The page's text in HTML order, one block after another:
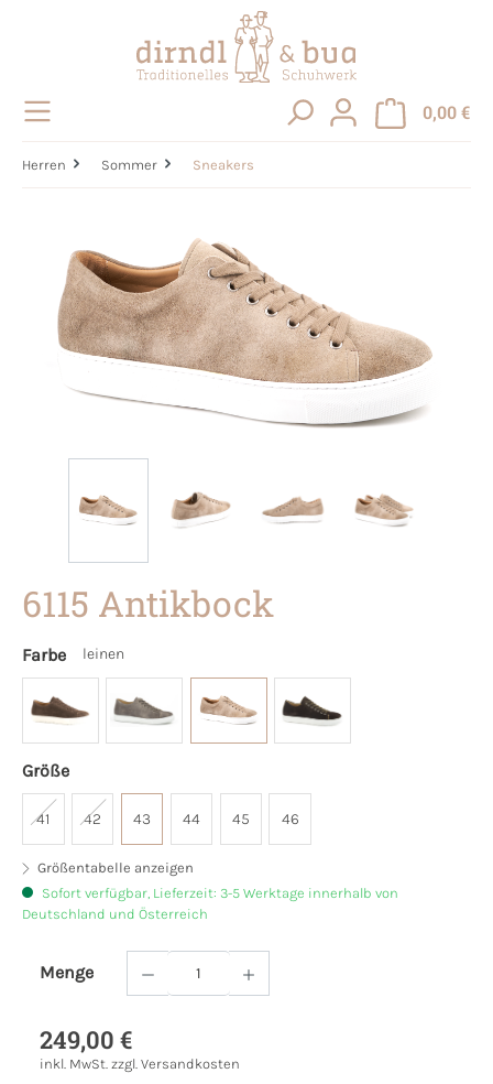
0,00 €
Herren Sommer Sneakers
6115 Antikbock
Farbe leinen
Größe
41 42 43 44 45 46
Größentabelle anzeigen
Sofort verfügbar, Lieferzeit: 3-5 Werktage innerhalb von
Deutschland und Österreich
Menge
Produkt Anzahl: Gib den gewünschten
249,00 €
inkl. MwSt. zzgl. Versandkosten